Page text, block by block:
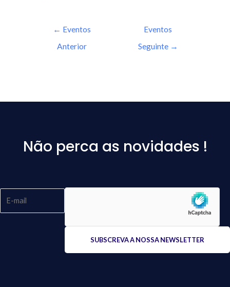
← Eventos
Anterior
Eventos
Seguinte →
Não perca as novidades !